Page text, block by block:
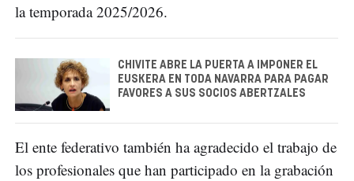
la temporada 2025/2026.
CHIVITE ABRE LA PUERTA A IMPONER EL
EUSKERA EN TODA NAVARRA PARA PAGAR
FAVORES A SUS SOCIOS ABERTZALES
El ente federativo también ha agradecido el trabajo de
los profesionales que han participado en la grabación